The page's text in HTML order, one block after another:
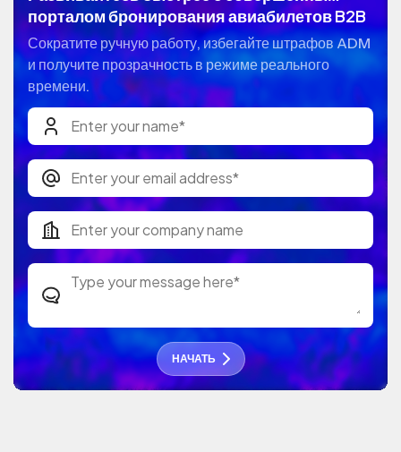
порталом бронирования авиабилетов B2B
Сократите ручную работу, избегайте штрафов ADM
и получите прозрачность в режиме реального
времени.
НАЧАТЬ